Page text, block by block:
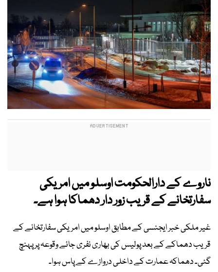
ناروے کے دارالحکومت اوسلو میں امریکی
سفارتخانے کے قریب زور دار دھماکا ہوا ہے۔
غیر ملکی خبر ایجنسی کے مطابق اوسلو میں امریکی سفارتخانے کے
قریب دھماکے کے بعد پولیس کی بھاری نفری جائے وقوعہ پر پہنچ
گئی۔ دھماکہ عمارت کے داخلی دروازے کے پاس ہوا۔